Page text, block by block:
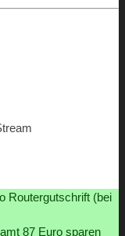
Routergutschrift (bei
87 Euro sparen